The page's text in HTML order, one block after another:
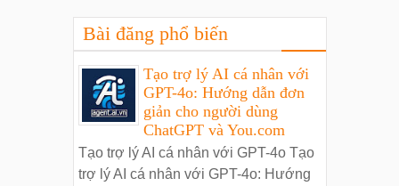
Bài đăng phổ biến
Tạo trợ lý AI cá nhân với
GPT-4o: Hướng dẫn đơn
giản cho người dùng
ChatGPT và You.com
Tạo trợ lý AI cá nhân với GPT-4o Tạo
trợ lý AI cá nhân với GPT-4o: Hướng